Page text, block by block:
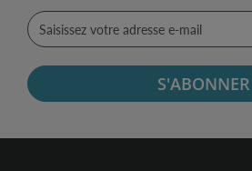
S'ABONNER